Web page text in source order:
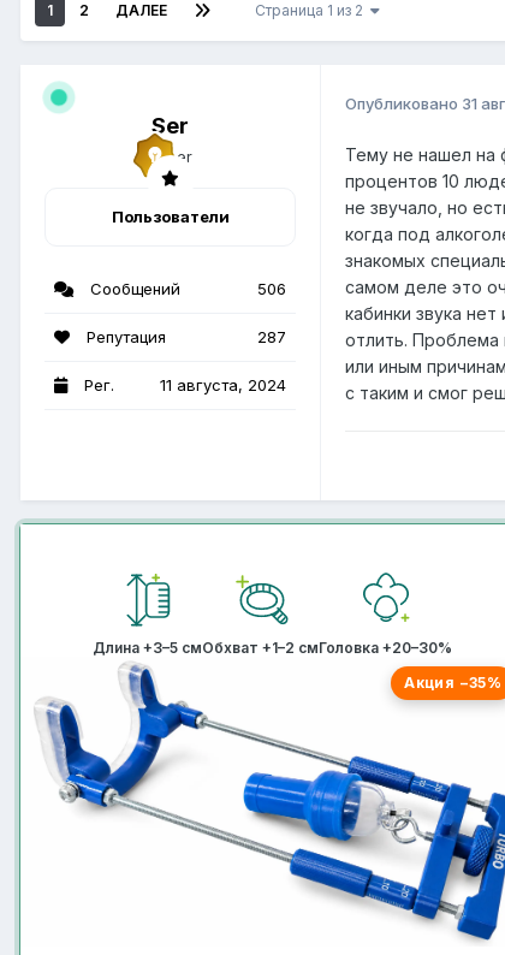
1 2 ДАЛЕЕ Страница 1 из 2
Ser
Пользователи
Сообщений 506
Репутация 287
Рег. 11 августа, 2024
Опубликовано 31
Тему не нашел на
процентов 10
не звучало, но
когда под
знакомых
самом деле это
кабинки звука
отлить. Проблема
или иным
с таким и смог
Длина +3–5 смОбхват +1–2 смГоловка +20–30%
Акция −35%